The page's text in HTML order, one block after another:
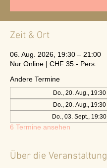
Zeit & Ort
06. Aug. 2026, 19:30 – 21:00
Nur Online | CHF 35.- Pers.
Andere Termine
Do., 20. Aug., 19:30
Do., 20. Aug., 19:30
Do., 03. Sept., 19:30
6 Termine ansehen
Über die Veranstaltung